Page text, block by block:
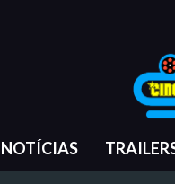
NOTÍCIAS